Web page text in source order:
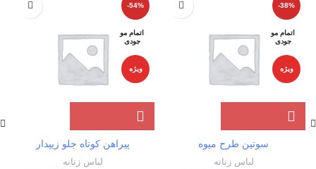
-38%
اتمام مو
جودی
ویژه
سوتین طرح میوه
لباس زنانه
-54%
اتمام مو
جودی
ویژه
پیراهن کوتاه جلو زیپدار
لباس زنانه